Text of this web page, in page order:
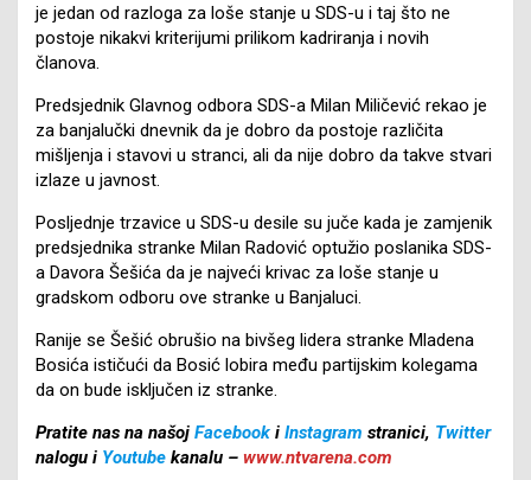
je jedan od razloga za loše stanje u SDS-u i taj što ne
postoje nikakvi kriterijumi prilikom kadriranja i novih
članova.
Predsjednik Glavnog odbora SDS-a Milan Miličević rekao je
za banjalučki dnevnik da je dobro da postoje različita
mišljenja i stavovi u stranci, ali da nije dobro da takve stvari
izlaze u javnost.
Posljednje trzavice u SDS-u desile su juče kada je zamjenik
predsjednika stranke Milan Radović optužio poslanika SDS-
a Davora Šešića da je najveći krivac za loše stanje u
gradskom odboru ove stranke u Banjaluci.
Ranije se Šešić obrušio na bivšeg lidera stranke Mladena
Bosića ističući da Bosić lobira među partijskim kolegama
da on bude isključen iz stranke.
Pratite nas na našoj Facebook i Instagram stranici, Twitter
nalogu i Youtube kanalu – www.ntvarena.com